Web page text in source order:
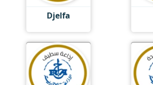
Djelfa